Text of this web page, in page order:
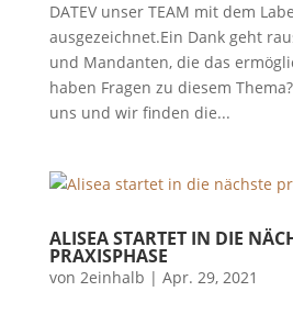
DATEV unser TEAM mit dem
ausgezeichnet.Ein Dank geht
und Mandanten, die das
haben Fragen zu diesem
uns und wir finden die...
ALISEA STARTET IN DIE
PRAXISPHASE
von 2einhalb | Apr. 29, 2021